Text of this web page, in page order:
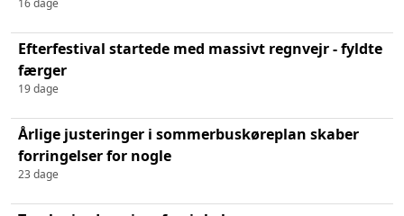
Efterfestival startede med massivt regnvejr - fyldte
færger
19 dage
Årlige justeringer i sommerbuskøreplan skaber
forringelser for nogle
23 dage